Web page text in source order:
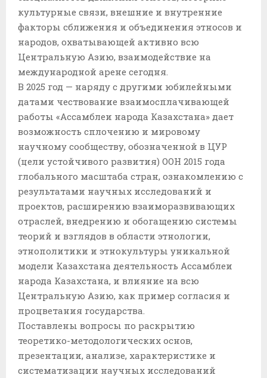
культурные связи, внешние и внутренние
факторы сближения и объединения этносов и
народов, охватывающей активно всю
Центральную Азию, взаимодействие на
международной арене сегодня.
В 2025 год — наряду с другими юбилейными
датами чествование взаимосплачивающей
работы «Ассамблеи народа Казахстана» дает
возможность сплочению и мировому
научному сообществу, обозначенной в ЦУР
(цели устойчивого развития) ООН 2015 года
глобального масштаба стран, ознакомлению с
результатами научных исследований и
проектов, расширению взаиморазвивающих
отраслей, внедрению и обогащению системы
теорий и взглядов в области этнологии,
этнополитики и этнокультуры уникальной
модели Казахстана деятельность Ассамблеи
народа Казахстана, и влияние на всю
Центральную Азию, как пример согласия и
процветания государства.
Поставлены вопросы по раскрытию
теоретико-методологических основ,
презентации, анализе, характеристике и
систематизации научных исследований